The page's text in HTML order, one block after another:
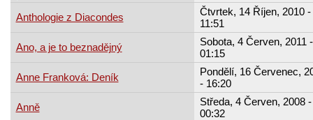
Anthologie z Diacondes
Čtvrtek, 14 Říjen, 2010 -
11:51
Ano, a je to beznadějný
Sobota, 4 Červen, 2011 -
01:15
Anne Franková: Deník
Pondělí, 16 Červenec,
- 16:20
Anně
Středa, 4 Červen, 2008 -
00:32